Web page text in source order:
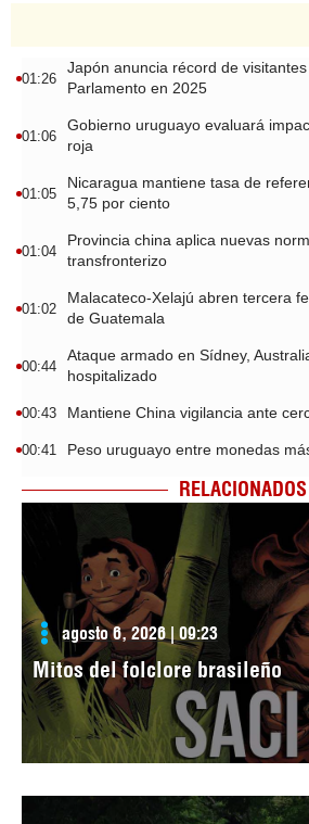
01:26
Japón anuncia récord de
Parlamento en 2025
01:06
Gobierno uruguayo evaluará
roja
01:05
Nicaragua mantiene tasa de
5,75 por ciento
01:04
Provincia china aplica nuevas
transfronterizo
01:02
Malacateco-Xelajú abren tercera
de Guatemala
00:44
Ataque armado en Sídney,
hospitalizado
00:43 Mantiene China vigilancia ante
00:41 Peso uruguayo entre monedas
RELACIONADOS
agosto 6, 2026 | 09:23
Mitos del folclore brasileño